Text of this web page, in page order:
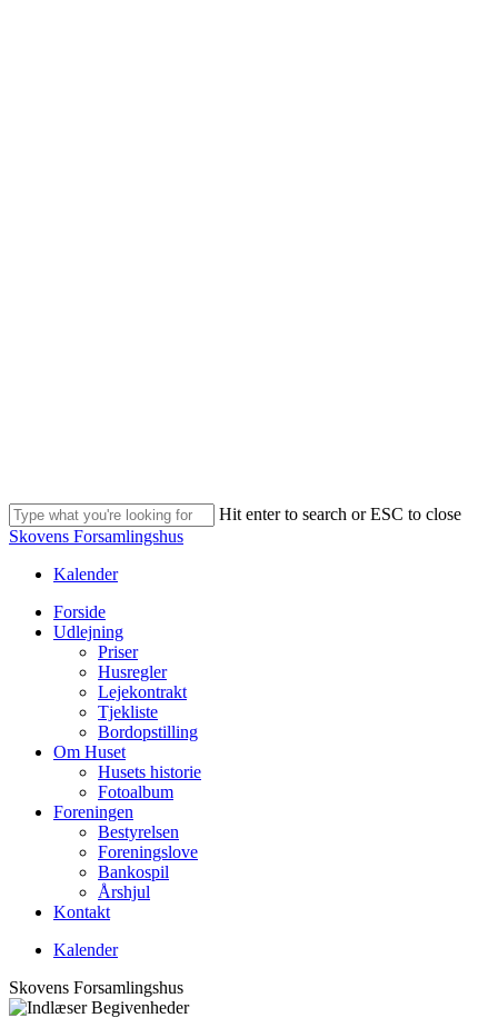
Hit enter to search or ESC to close
Close
Skovens Forsamlingshus
Kalender
Menu
Forside
Udlejning
Priser
Husregler
Lejekontrakt
Tjekliste
Bordopstilling
Om Huset
Husets historie
Fotoalbum
Foreningen
Bestyrelsen
Foreningslove
Bankospil
Årshjul
Kontakt
Kalender
Skovens Forsamlingshus